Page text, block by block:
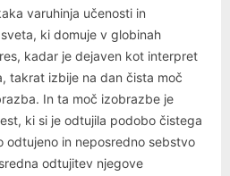
varuhinja učenosti in
ki domuje v globinah
kadar je dejaven kot interpret
takrat izbije na dan čista moč
In ta moč izobrazbe je
ki si je odtujila podobo čistega
odtujeno in neposredno sebstvo
odtujitev njegove